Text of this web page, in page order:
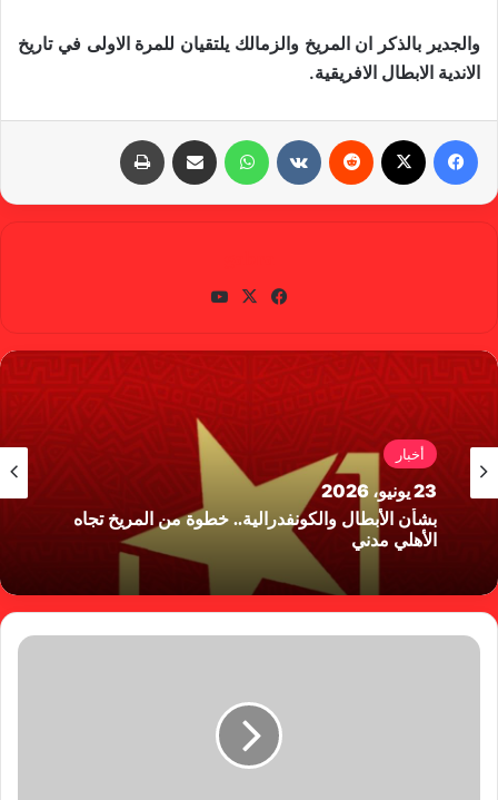
والجدير بالذكر ان المريخ والزمالك يلتقيان للمرة الاولى في تاريخ
الاندية الابطال الافريقية.
واتساب
في
وك
X
أخبار
23 يونيو، 2026
بشأن الأبطال والكونفدرالية.. خطوة من المريخ تجاه
الأهلي مدني